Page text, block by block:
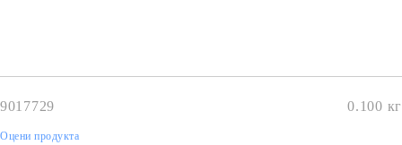
9017729 0.100 кг
Оцени продукта